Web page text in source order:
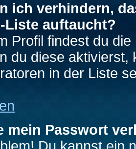
ich verhindern,
Liste auftaucht?
Profil findest du
du diese aktivierst,
in der Liste
mein Passwort